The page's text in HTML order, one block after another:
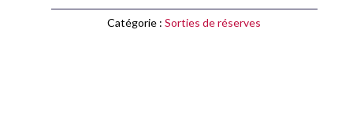
phénicienCatégorie :Sorties de réserves